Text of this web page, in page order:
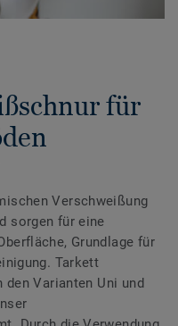
für
Verschweißung
sorgen für eine
Grundlage für
Tarkett
Varianten Uni und